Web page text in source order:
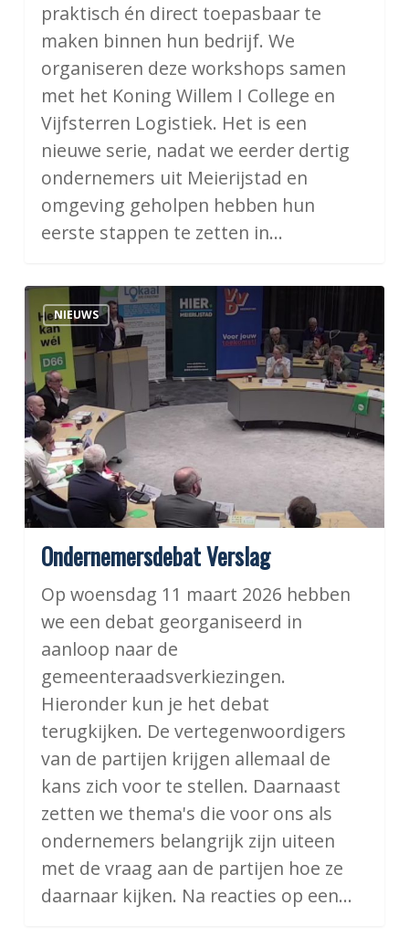
praktisch én direct toepasbaar te
maken binnen hun bedrijf. We
organiseren deze workshops samen
met het Koning Willem I College en
Vijfsterren Logistiek. Het is een
nieuwe serie, nadat we eerder dertig
ondernemers uit Meierijstad en
omgeving geholpen hebben hun
eerste stappen te zetten in…
Ondernemersdebat
Verslag
NIEUWS
Ondernemersdebat Verslag
Op woensdag 11 maart 2026 hebben
we een debat georganiseerd in
aanloop naar de
gemeenteraadsverkiezingen.
Hieronder kun je het debat
terugkijken. De vertegenwoordigers
van de partijen krijgen allemaal de
kans zich voor te stellen. Daarnaast
zetten we thema's die voor ons als
ondernemers belangrijk zijn uiteen
met de vraag aan de partijen hoe ze
daarnaar kijken. Na reacties op een…